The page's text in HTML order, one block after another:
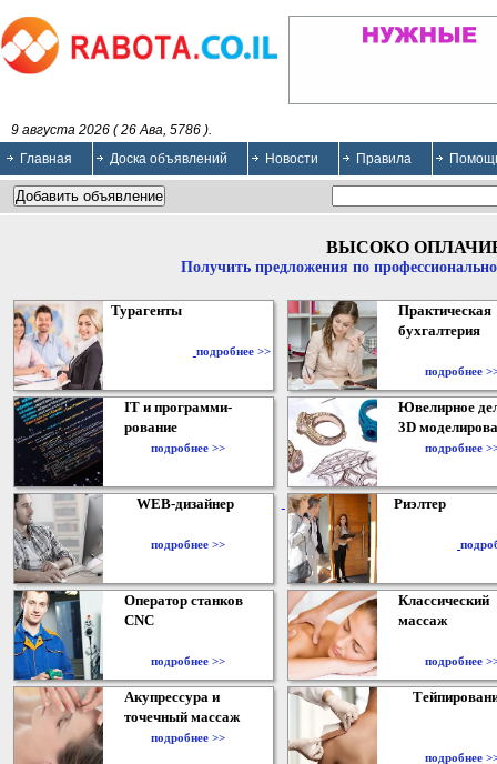
9 августа 2026 ( 26 Ава, 5786 ).
Главная
Доска объявлений Новости Правила
ВЫСОКО
Получить предложения по
Турагенты
подробнее >>
Практическая
бухгалтерия
подробнее
IT и программи-
рование
подробнее >>
Ювелирное
3D
подробнее
WEB-дизайнер
подробнее >>
Риэлтер
Оператор станков
CNC
подробнее >>
Классический
массаж
подробнее
Акупрессура и
точечный массаж
подробнее >>
подробнее